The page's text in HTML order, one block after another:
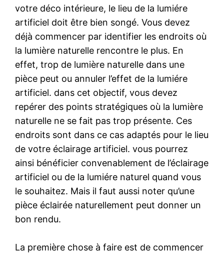
votre déco intérieure, le lieu de la lumiére
artificiel doit être bien songé. Vous devez
déjà commencer par identifier les endroits où
la lumière naturelle rencontre le plus. En
effet, trop de lumière naturelle dans une
pièce peut ou annuler l’effet de la lumiére
artificiel. dans cet objectif, vous devez
repérer des points stratégiques où la lumière
naturelle ne se fait pas trop présente. Ces
endroits sont dans ce cas adaptés pour le lieu
de votre éclairage artificiel. vous pourrez
ainsi bénéficier convenablement de l’éclairage
artificiel ou de la lumiére naturel quand vous
le souhaitez. Mais il faut aussi noter qu’une
pièce éclairée naturellement peut donner un
bon rendu.
La première chose à faire est de commencer